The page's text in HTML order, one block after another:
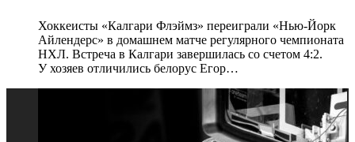
Хоккеисты «Калгари Флэймз» переиграли «Нью‑Йорк
Айлендерс» в домашнем матче регулярного чемпионата
НХЛ. Встреча в Калгари завершилась со счетом 4:2.
У хозяев отличились белорус Егор…